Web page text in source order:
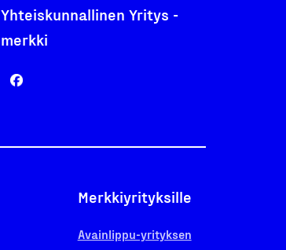
Yhteiskunnallinen Yritys -
merkki
Merkkiyrityksille
Avainlippu-yrityksen